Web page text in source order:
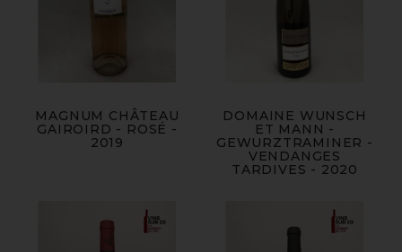
MAGNUM CHÂTEAU
GAIROIRD - ROSÉ -
2019
DOMAINE WUNSCH
ET MANN -
GEWURZTRAMINER -
VENDANGES
TARDIVES - 2020